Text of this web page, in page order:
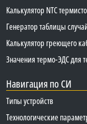
Калькулятор NTC
Генератор таблицы
Калькулятор греющего
Значения термо-ЭДС для
Навигация по СИ
Типы устройств
Технологические